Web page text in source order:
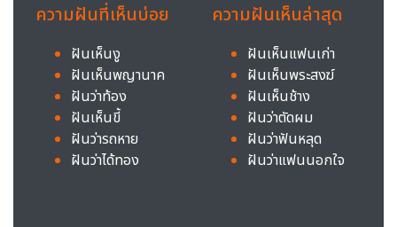
ความฝันที่เห็นบ่อย
ฝันเห็นงู
ฝันเห็นพญานาค
ฝันว่าท้อง
ฝันเห็นขี้
ฝันว่ารถหาย
ฝันว่าได้ทอง
ความฝันเห็นล่าสุด
ฝันเห็นแฟนเก่า
ฝันเห็นพระสงฆ์
ฝันเห็นช้าง
ฝันว่าตัดผม
ฝันว่าฟันหลุด
ฝันว่าแฟนนอกใจ